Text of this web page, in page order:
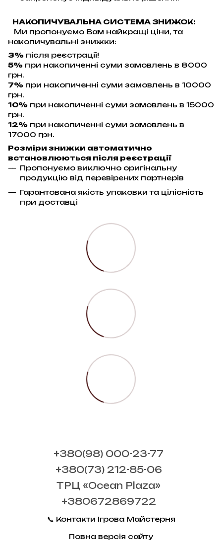
НАКОПИЧУВАЛЬНА СИСТЕМА ЗНИЖОК:
Ми пропонуємо Вам найкращі ціни, та
накопичувальні знижки:
3% після реєстрації!
5% при накопиченні суми замовлень в 8000
грн.
7% при накопиченні суми замовлень в 10000
грн.
10% при накопиченні суми замовлень в 15000
грн.
12% при накопиченні суми замовлень в
17000 грн.
Розміри знижки автоматично
встановлюються після реєстрації
Пропонуємо виключно оригінальну
продукцію від перевірених партнерів
Гарантована якість упаковки та цілісність
при доставці
+380(98) 000-23-77
+380(73) 212-85-06
ТРЦ «Ocean Plaza»
+380672869722
📞 Контакти Ігрова Майстерня
Повна версія сайту